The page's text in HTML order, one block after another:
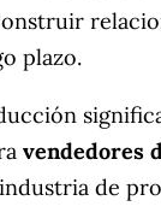
plazo.
vendedores
de